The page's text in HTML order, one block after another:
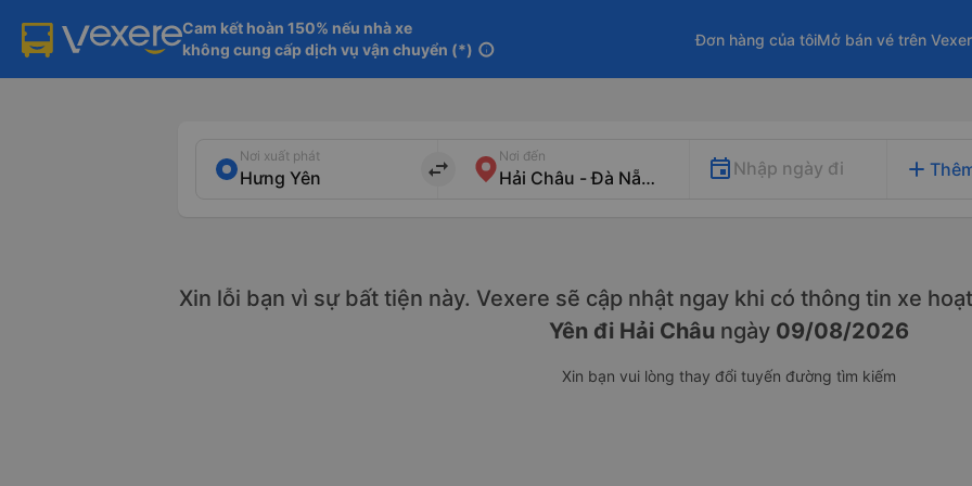
Cam kết hoàn 150% nếu nhà xe
không cung cấp dịch vụ vận chuyển (*) info
Đơn hàng của tôiMở bán vé trên
Nơi xuất phát
import_export
Nơi đến
Nhập ngày đi add
Xin lỗi bạn vì sự bất tiện này. Vexere sẽ cập nhật ngay khi có thông tin xe
Yên đi Hải Châu ngày 09/08/2026
Xin bạn vui lòng thay đổi tuyến đường tìm kiếm